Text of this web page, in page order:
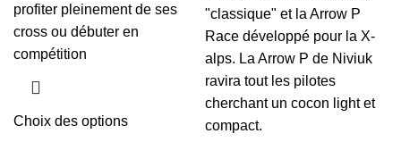
profiter pleinement de ses
cross ou débuter en
compétition
Choix des options
"classique" et la Arrow P
Race développé pour la X-
alps. La Arrow P de Niviuk
ravira tout les pilotes
cherchant un cocon light et
compact.